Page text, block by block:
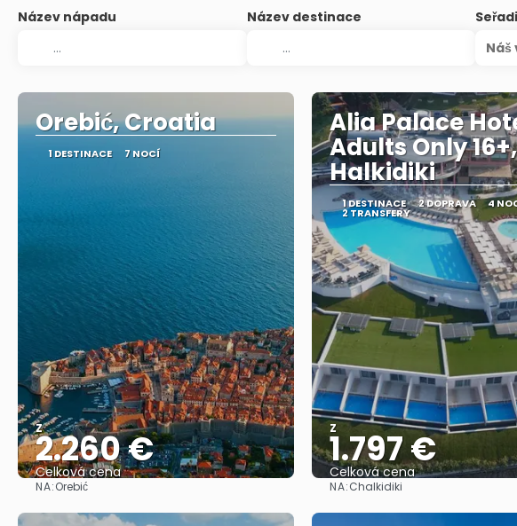
Název nápadu Název destinace
Náš
Orebić, Croatia
1 DESTINACE 7 NOCÍ
Z
2.260 €
Celková cena
NA:Orebić
Alia Palace
Adults Only 16+,
Halkidiki
1 DESTINACE 2 DOPRAVA 4
2 TRANSFERY
Z
1.797 €
Celková cena
NA:Chalkidiki